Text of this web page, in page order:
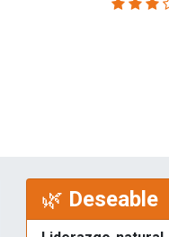
🌿 Deseable